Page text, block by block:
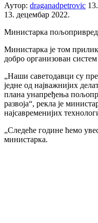
Аутор: draganadpetrovic
13. децембар 2022.
Министарка
Министарка је том
добро организован
„Наши саветодавци су
једне од најважнијих
плана унапређења
развоја“, рекла је
најсавременијих
„Следеће године ћемо
министарка.